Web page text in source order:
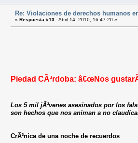
Re: Violaciones de derechos humanos
« Respuesta #13 :Abril 14, 2010, 16:47:20 »
Piedad CÃ³rdoba: â€œNos
Los 5 mil jÃ³venes asesinados por los
son hechos que nos animan a no
CrÃ³nica de una noche de recuerdos